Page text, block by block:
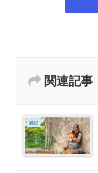
関連記事
雑記